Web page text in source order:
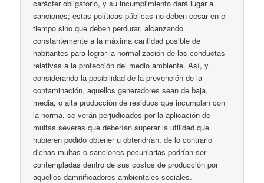
carácter obligatorio, y su incumplimiento dará lugar a
sanciones; estas políticas públicas no deben cesar en el
tiempo sino que deben perdurar, alcanzando
constantemente a la máxima cantidad posible de
habitantes para lograr la normalización de las conductas
relativas a la protección del medio ambiente. Así, y
considerando la posibilidad de la prevención de la
contaminación, aquellos generadores sean de baja,
media, o alta producción de residuos que incumplan con
la norma, se verán perjudicados por la aplicación de
multas severas que deberían superar la utilidad que
hubieren podido obtener u obtendrían, de lo contrario
dichas multas o sanciones pecuniarias podrían ser
contempladas dentro de sus costos de producción por
aquellos damnificadores ambientales-sociales.